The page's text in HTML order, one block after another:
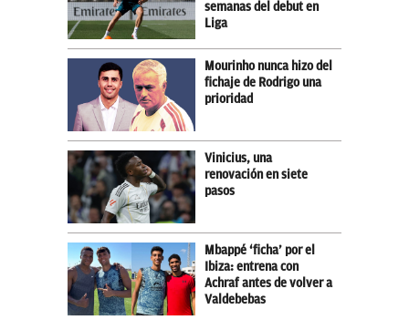
semanas del debut en
Liga
Mourinho nunca hizo del
fichaje de Rodrigo una
prioridad
Vinicius, una
renovación en siete
pasos
Mbappé ‘ficha’ por el
Ibiza: entrena con
Achraf antes de volver a
Valdebebas